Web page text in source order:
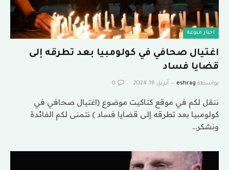
اخبار منوعة
اغتيال صحافي في كولومبيا بعد تطرقه إلى
قضايا فساد
بواسطة eshrag أبريل 16, 2024 0
ننقل لكم في موقع كتاكيت موضوع (اغتيال صحافي في
كولومبيا بعد تطرقه إلى قضايا فساد ) نتمنى لكم الفائدة
ونشكر…